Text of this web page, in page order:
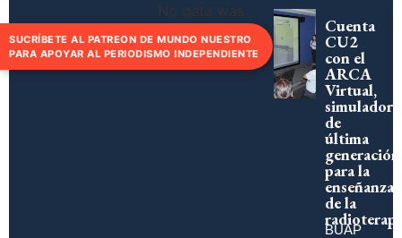
No data was
found
Cuenta
CU2
con el
ARCA
Virtual,
simulador
de
última
generación
para la
enseñanza
de la
BUAP
SUCRÍBETE AL PATREON DE MUNDO NUESTRO
PARA APOYAR AL PERIODISMO INDEPENDIENTE